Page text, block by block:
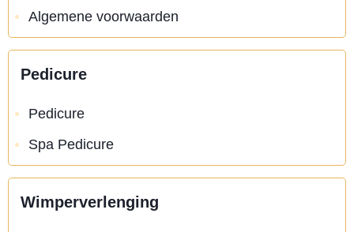
Algemene voorwaarden
Pedicure
Pedicure
Spa Pedicure
Wimperverlenging